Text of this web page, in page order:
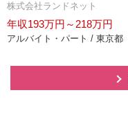
株式会社ランドネット
年収193万円～218万円
アルバイト・パート / 東京都